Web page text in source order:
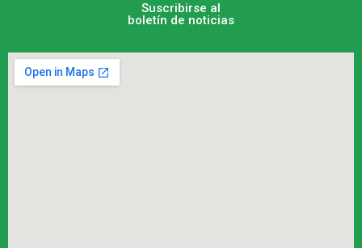
Suscribirse al
boletín de noticias